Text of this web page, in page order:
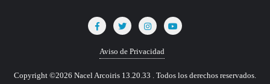
Aviso de Privacidad
Copyright ©2026 Nacel Arcoiris 13.20.33 . Todos los derechos reservados.